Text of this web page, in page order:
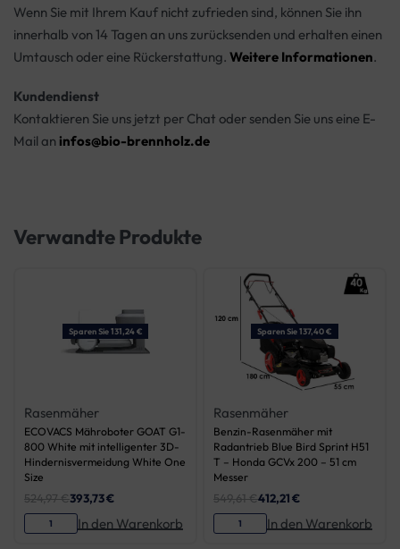
Wenn Sie mit Ihrem Kauf nicht zufrieden sind, können Sie ihn
innerhalb von 14 Tagen an uns zurücksenden und erhalten einen
Umtausch oder eine Rückerstattung. Weitere Informationen.
Kundendienst
Kontaktieren Sie uns jetzt per Chat oder senden Sie uns eine E-
Mail an infos@bio-brennholz.de
Verwandte Produkte
Sparen Sie 131,24 €
Rasenmäher
ECOVACS Mähroboter GOAT G1-
800 White mit intelligenter 3D-
Hindernisvermeidung White One
Size
524,97€393,73€
In den Warenkorb
Sparen Sie 137,40 €
Rasenmäher
Benzin-Rasenmäher mit
Radantrieb Blue Bird Sprint H51
T – Honda GCVx 200 – 51 cm
Messer
549,61€412,21€
In den Warenkorb